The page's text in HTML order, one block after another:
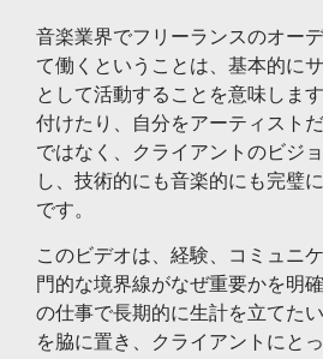
音楽業界でフリーランスのオー
て働くということは、基本的に
として活動することを意味しま
付けたり、自分をアーティスト
ではなく、クライアントのビジ
し、技術的にも音楽的にも完璧
です。
このビデオは、経験、コミュニ
門的な境界線がなぜ重要かを明
の仕事で長期的に生計を立てた
を脇に置き、クライアントにと